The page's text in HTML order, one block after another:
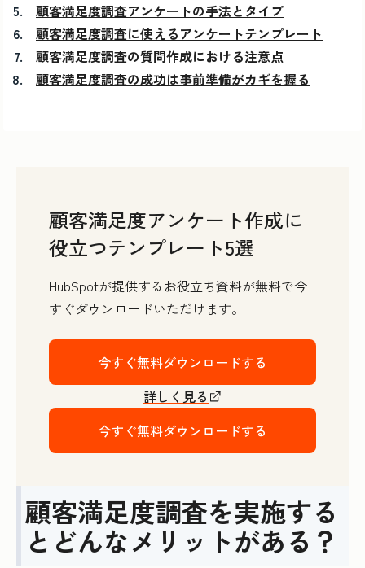
顧客満足度調査アンケートの手法とタイプ
顧客満足度調査に使えるアンケートテンプレート
顧客満足度調査の質問作成における注意点
顧客満足度調査の成功は事前準備がカギを握る
顧客満足度アンケート作成に
役立つテンプレート5選
HubSpotが提供するお役立ち資料が無料で今
すぐダウンロードいただけます。
今すぐ無料ダウンロードする
詳しく見る
今すぐ無料ダウンロードする
顧客満足度調査を実施する
とどんなメリットがある？